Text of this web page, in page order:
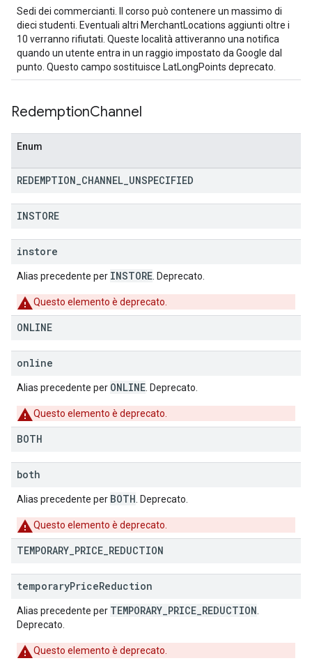
Sedi dei commercianti. Il corso può contenere un massimo di
dieci studenti. Eventuali altri MerchantLocations aggiunti oltre i
10 verranno rifiutati. Queste località attiveranno una notifica
quando un utente entra in un raggio impostato da Google dal
punto. Questo campo sostituisce LatLongPoints deprecato.
RedemptionChannel
Enum
REDEMPTION CHANNEL UNSPECIFIED
INSTORE
instore
Alias precedente per INSTORE . Deprecato.
Questo elemento è deprecato.
ONLINE
online
Alias precedente per ONLINE . Deprecato.
Questo elemento è deprecato.
BOTH
both
Alias precedente per BOTH . Deprecato.
Questo elemento è deprecato.
TEMPORARY PRICE REDUCTION
temporaryPriceReduction
Alias precedente per TEMPORARY_PRICE_REDUCTION
Deprecato.
Questo elemento è deprecato.